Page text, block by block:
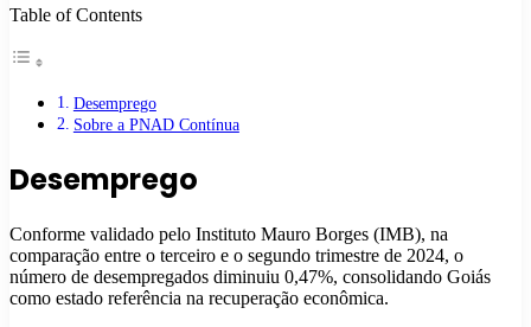
Table of Contents
Desemprego
Sobre a PNAD Contínua
Desemprego
Conforme validado pelo Instituto Mauro Borges (IMB), na
comparação entre o terceiro e o segundo trimestre de 2024, o
número de desempregados diminuiu 0,47%, consolidando Goiás
como estado referência na recuperação econômica.